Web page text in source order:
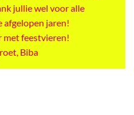
jullie wel voor alle
afgelopen jaren!
met feestvieren!
Biba